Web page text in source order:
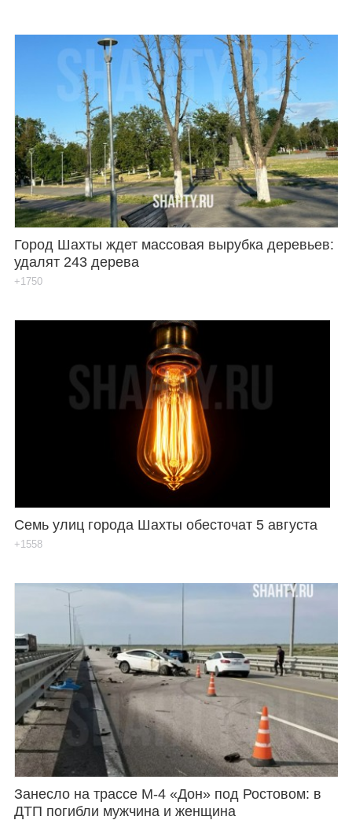
Город Шахты ждет массовая вырубка деревьев:
удалят 243 дерева
+1750
Семь улиц города Шахты обесточат 5 августа
+1558
Занесло на трассе М-4 «Дон» под Ростовом: в
ДТП погибли мужчина и женщина